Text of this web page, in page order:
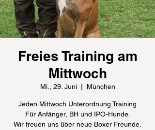
Freies Training am
Mittwoch
Mi., 29. Juni
  |
München
Jeden Mittwoch Unterordnung Training
Für Anfänger, BH und IPO-Hunde.
Wir freuen uns über neue Boxer Freunde.